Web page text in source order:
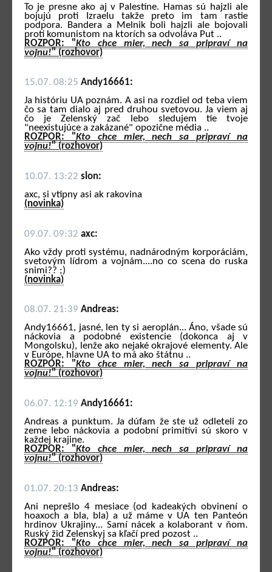
To je presne ako aj v Palestíne. Hamas sú hajzli ale
bojujú proti Izraelu takže preto im tam rastie
podpora. Bandera a Melnik boli hajzli ale bojovali
proti komunistom na ktorích sa odvoláva Put ..
ROZPOR: "Kto chce mier, nech sa pripraví na
vojnu!" (rozhovor)
15.07. 08:25 Andy16661:
Ja históriu UA poznám. A asi na rozdiel od teba viem
čo sa tam dialo aj pred druhou svetovou. Ja viem aj
čo je Zelenský zač lebo sledujem tie tvoje
"neexistujúce a zakázané" opozične média ..
ROZPOR: "Kto chce mier, nech sa pripraví na
vojnu!" (rozhovor)
10.07. 13:22 slon:
axc, si vtipny asi ak rakovina
(novinka)
09.07. 09:32 axc:
Ako vždy proti systému, nadnárodným korporáciám,
svetovým lídrom a vojnám....no co scena do ruska
snimi?? ;)
(novinka)
08.07. 21:39 Andreas:
Andy16661, jasné, len ty si aeroplán... Áno, všade sú
náckovia a podobné existencie (dokonca aj v
Mongolsku), lenže ako nejaké okrajové elementy. Ale
v Európe, hlavne UA to má ako štátnu ..
ROZPOR: "Kto chce mier, nech sa pripraví na
vojnu!" (rozhovor)
06.07. 12:19 Andy16661:
Andreas a punktum. Ja dúfam že ste už odleteli zo
zeme lebo náckovia a podobní primitívi sú skoro v
každej krajine.
ROZPOR: "Kto chce mier, nech sa pripraví na
vojnu!" (rozhovor)
01.07. 20:13 Andreas:
Ani neprešlo 4 mesiace (od kadeakých obvinení o
hoaxoch a bla, bla) a už máme v UA ten Panteón
hrdinov Ukrajiny... Samí nácek a kolaborant v ňom.
Ruský žid Zelenskyj sa kľačí pred pozost ..
ROZPOR: "Kto chce mier, nech sa pripraví na
vojnu!" (rozhovor)